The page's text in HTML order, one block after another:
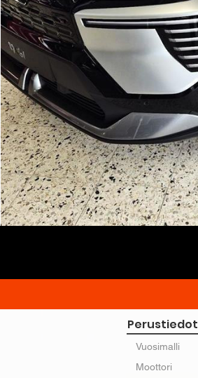
Perustiedot
Vuosimalli
Moottori